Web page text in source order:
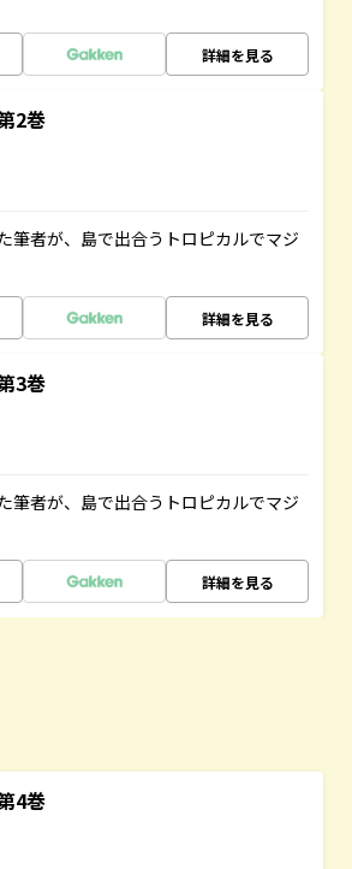
詳細を見る
2巻
筆者が、島で出合うトロピカルでマジ
詳細を見る
3巻
筆者が、島で出合うトロピカルでマジ
詳細を見る
4巻